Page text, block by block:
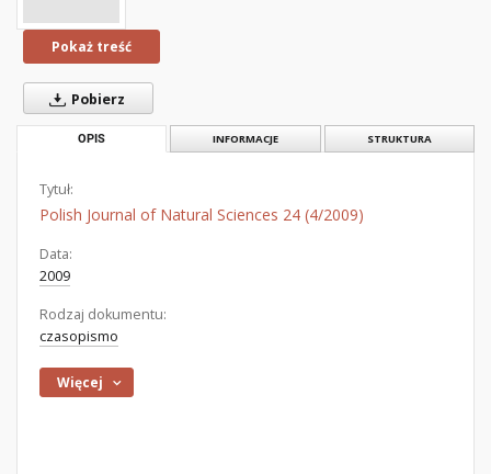
Pokaż treść
Pobierz
OPIS INFORMACJE STRUKTURA
Tytuł:
Polish Journal of Natural Sciences 24 (4/2009)
Data:
2009
Rodzaj dokumentu:
czasopismo
Więcej